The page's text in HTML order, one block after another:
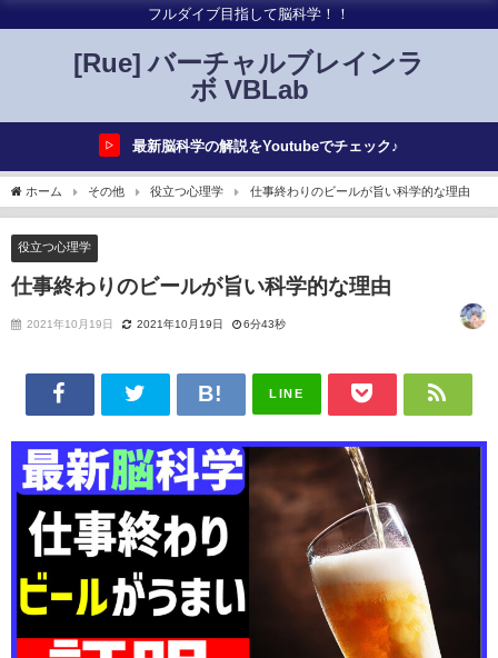
フルダイブ目指して脳科学！！
[Rue] バーチャルブレインラ
ボ VBLab
▷ 最新脳科学の解説をYoutubeでチェック♪
ホーム その他 役立つ心理学 仕事終わりのビールが旨い科学的な理由
役立つ心理学
仕事終わりのビールが旨い科学的な理由
2021年10月19日 2021年10月19日 6分43秒
LINE